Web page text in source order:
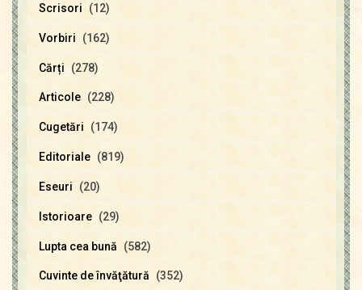
Scrisori (12)
Vorbiri (162)
Cărți (278)
Articole (228)
Cugetări (174)
Editoriale (819)
Eseuri (20)
Istorioare (29)
Lupta cea bună (582)
Cuvinte de învăţătură (352)